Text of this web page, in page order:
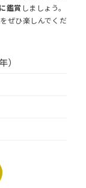
鑑賞 しましょう。
ぜひ楽しんでくだ